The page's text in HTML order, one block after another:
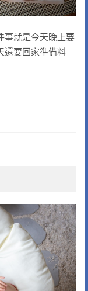
事就是今天晚上要
還要回家準備料